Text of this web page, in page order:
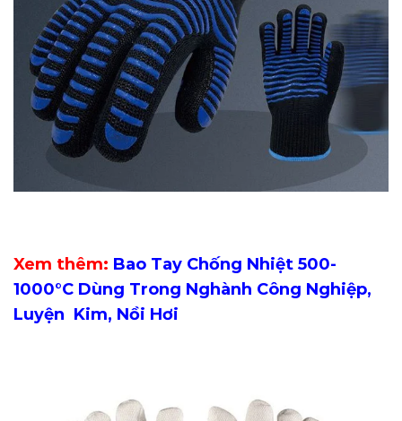
Xem thêm: Bao Tay Chống Nhiệt 500-
1000°C Dùng Trong Nghành Công Nghiệp,
Luyện Kim, Nồi Hơi